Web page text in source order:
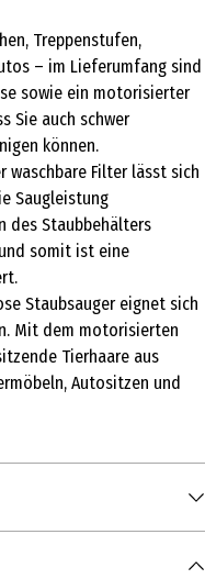
Treppenstufen,
– im Lieferumfang sind
sowie ein motorisierter
Sie auch schwer
können.
waschbare Filter lässt sich
Saugleistung
des Staubbehälters
somit ist eine
Staubsauger eignet sich
Mit dem motorisierten
Tierhaare aus
Autositzen und